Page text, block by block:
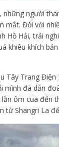
người
mắt. Đối với
Hồ Hải, trải
khiêu khích
Tây Trang
mình đã dẫn
ôm cua đến
Shangri La